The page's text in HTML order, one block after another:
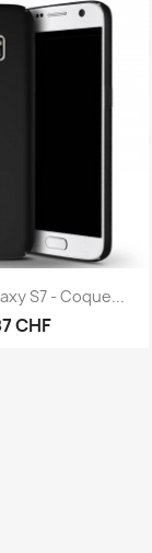
rapide
S7 - Coque...
CHF